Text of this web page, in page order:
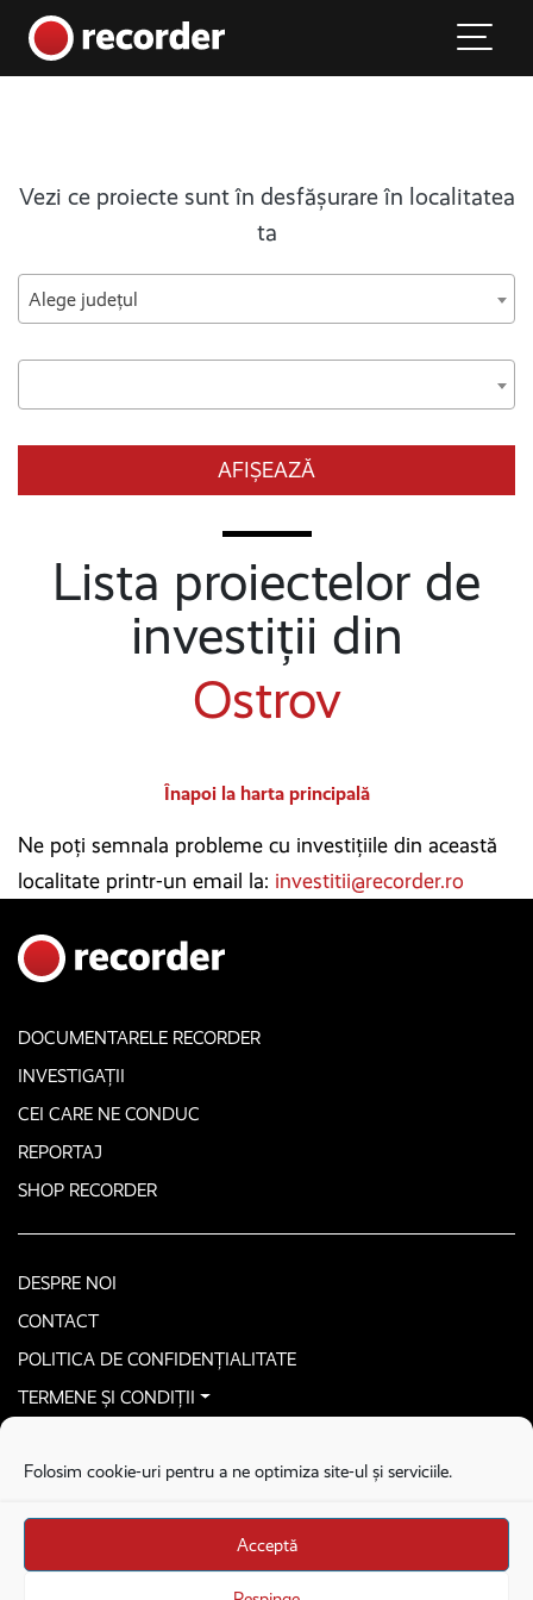
Folosim cookie-uri pentru a ne optimiza site-ul și serviciile.
Acceptă
Main Navigation
Vezi ce proiecte sunt în desfășurare în localitatea
ta
Alege județul
AFIȘEAZĂ
Lista proiectelor de
investiții din
Ostrov
Înapoi la harta principală
Ne poți semnala probleme cu investițiile din această
localitate printr-un email la: investitii@recorder.ro
DOCUMENTARELE RECORDER
INVESTIGAȚII
CEI CARE NE CONDUC
REPORTAJ
SHOP RECORDER
DESPRE NOI
CONTACT
POLITICA DE CONFIDENȚIALITATE
TERMENE ȘI CONDIȚII
Stega creative
Brandul Recorder e operat de Asociația Recorder Community, sub licența SC